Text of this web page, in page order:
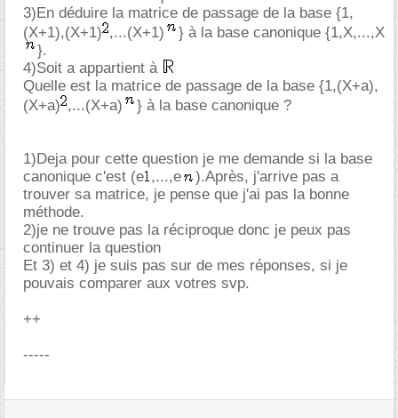
3)En déduire la matrice de passage de la base {1,
(X+1),(X+1) ,...(X+1)
} à la base canonique {1,X,...,X
}.
4)Soit a appartient à
Quelle est la matrice de passage de la base {1,(X+a),
(X+a) ,...(X+a) } à la base canonique ?
1)Deja pour cette question je me demande si la base
canonique c'est (e ,...,e
).Après, j'arrive pas a
trouver sa matrice, je pense que j'ai pas la bonne
méthode.
2)je ne trouve pas la réciproque donc je peux pas
continuer la question
Et 3) et 4) je suis pas sur de mes réponses, si je
pouvais comparer aux votres svp.
++
-----